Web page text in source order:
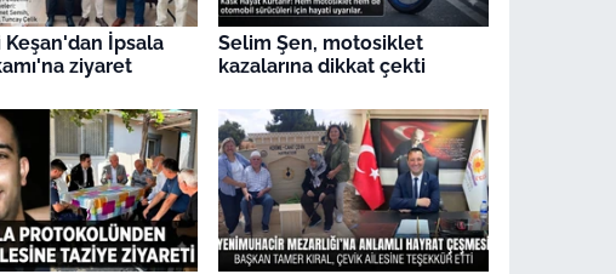
Keşan'dan İpsala
ziyaret
Selim Şen, motosiklet
kazalarına dikkat çekti